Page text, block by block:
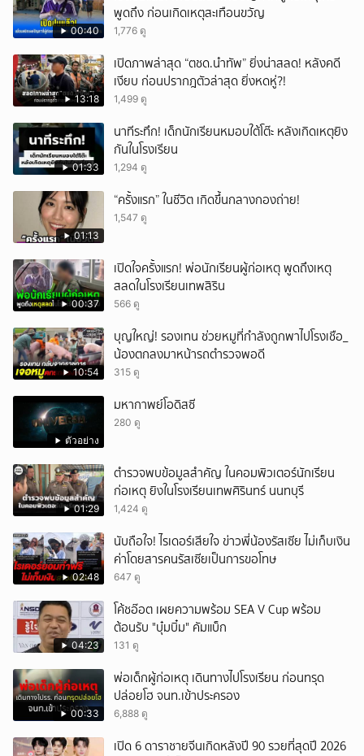
00:40
พูดถึง ก่อนเกิดเหตุสะเทือนขวัญ
1,776 ดู
13:18
เปิดภาพล่าสุด “ตชด.นำทัพ” ยิ่งน่าสลด! หลังคดี
เงียบ ก่อนปรากฎตัวล่าสุด ยิ่งหดหู่?!
1,499 ดู
01:33
นาทีระทึก! เด็กนักเรียนหมอบใต้โต๊ะ หลังเกิดเหตุยิง
กันในโรงเรียน
1,294 ดู
01:13
“ครั้งแรก” ในชีวิต เกิดขึ้นกลางกองถ่าย!
1,547 ดู
00:37
เปิดใจครั้งแรก! พ่อนักเรียนผู้ก่อเหตุ พูดถึงเหตุ
สลดในโรงเรียนเทพสิริน
566 ดู
10:54
บุญใหญ่! รองเทน ช่วยหมูที่กำลังถูกพาไปโรงเชือ_
น้องตกลงมาหน้ารถตำรวจพอดี
315 ดู
ตัวอย่าง
มหากาพย์โอดิสซี
280 ดู
01:29
ตำรวจพบข้อมูลสำคัญ ในคอมพิวเตอร์นักเรียน
ก่อเหตุ ยิงในโรงเรียนเทพศิรินทร์ นนทบุรี
1,424 ดู
02:48
นับถือใจ! ไรเดอร์เสียใจ ข่าวพี่น้องรัสเซีย ไม่เก็บเงิน
ค่าโดยสารคนรัสเซียเป็นการขอโทษ
647 ดู
04:23
โค้ชอ๊อต เผยความพร้อม SEA V Cup พร้อม
ต้อนรับ "บุ๋มบิ๋ม" คัมแบ็ก
131 ดู
00:33
พ่อเด็กผู้ก่อเหตุ เดินทางไปโรงเรียน ก่อนทรุด
ปล่อยโฮ จนท.เข้าประครอง
6,888 ดู
เปิด 6 ดาราชายจีนเกิดหลังปี 90 รวยที่สุดปี 2026